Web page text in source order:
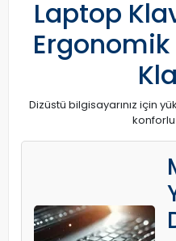
Laptop
Ergonomik
Dizüstü bilgisayarınız için